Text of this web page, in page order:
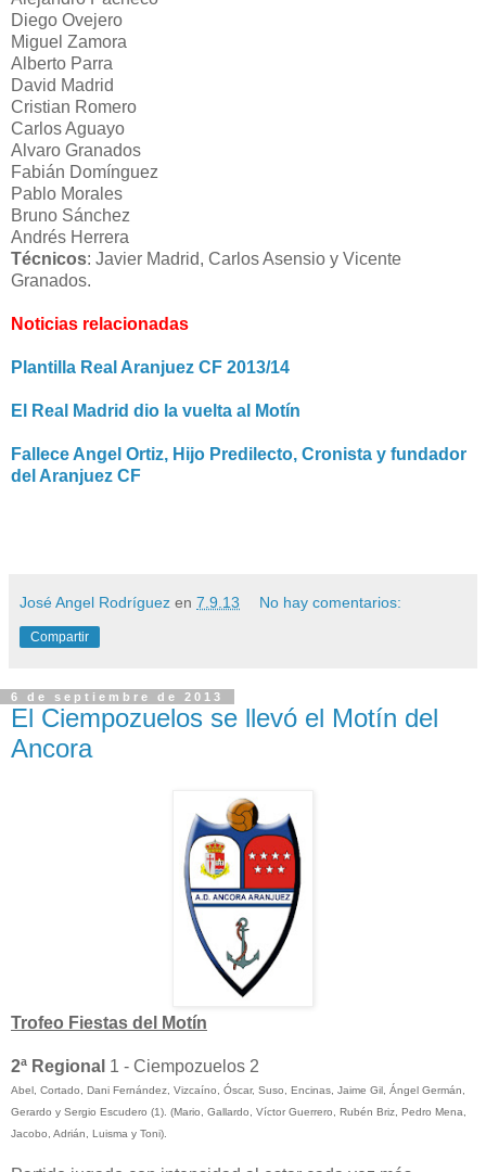
Diego Ovejero
Miguel Zamora
Alberto Parra
David Madrid
Cristian Romero
Carlos Aguayo
Alvaro Granados
Fabián Domínguez
Pablo Morales
Bruno Sánchez
Andrés Herrera
Técnicos: Javier Madrid, Carlos Asensio y Vicente
Granados.
Noticias relacionadas
Plantilla Real Aranjuez CF 2013/14
El Real Madrid dio la vuelta al Motín
Fallece Angel Ortiz, Hijo Predilecto, Cronista y fundador
del Aranjuez CF
José Angel Rodríguez en 7.9.13 No hay comentarios:
Compartir
6 de septiembre de 2013
El Ciempozuelos se llevó el Motín del
Ancora
Trofeo Fiestas del Motín
2ª Regional 1 - Ciempozuelos 2
Abel, Cortado, Dani Fernández, Vizcaíno, Óscar, Suso, Encinas, Jaime Gil, Ángel Germán,
Gerardo y Sergio Escudero (1). (Mario, Gallardo, Víctor Guerrero, Rubén Briz, Pedro Mena,
Jacobo, Adrián, Luisma y Toni).